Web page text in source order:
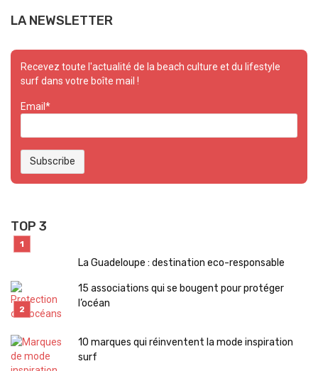
LA NEWSLETTER
Recevez toute l'actualité de la beach culture et du lifestyle
surf dans votre boîte mail !
Email*
TOP 3
La Guadeloupe : destination eco-responsable
15 associations qui se bougent pour protéger
l’océan
10 marques qui réinventent la mode inspiration
surf